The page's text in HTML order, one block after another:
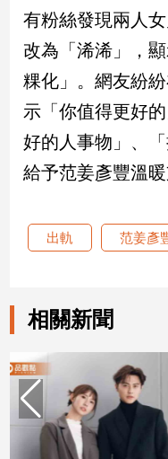
南
台
灣
觀
點
娛
娛
聞
流
時
尚
追
星
有粉絲發現兩人
改為「浠浠」，
粿化」。網友紛
示「你值得更好
好的人事物」、
給予范姜彥豐溫暖
出軌 范姜彥
相關新聞